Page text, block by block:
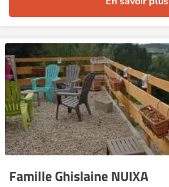
Famille Ghislaine NUIXA